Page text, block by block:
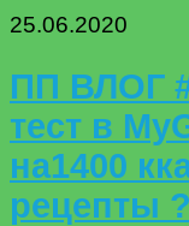
25.06.2020
ПП ВЛОГ
тест в
на1400
рецепты